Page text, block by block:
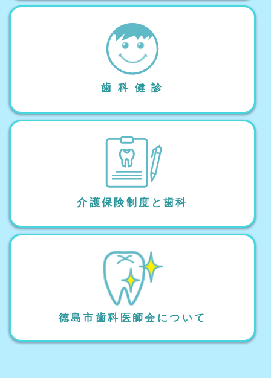
歯 科 健 診
介護保険制度と歯科
徳島市歯科医師会について